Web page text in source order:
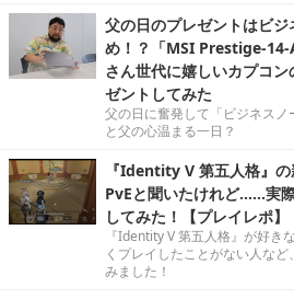
父の日のプレゼントはビ
め！？「MSI Prestige-14-
さん世代に嬉しいカプコ
ゼントしてみた
父の日に奮発して「ビジネス
と父の心温まる一日？
『Identity V 第五人格』
PvEと聞いたけれど……実
してみた！【プレイレポ】
『Identity V 第五人格』が好き
くプレイしたことがない人な
みました！